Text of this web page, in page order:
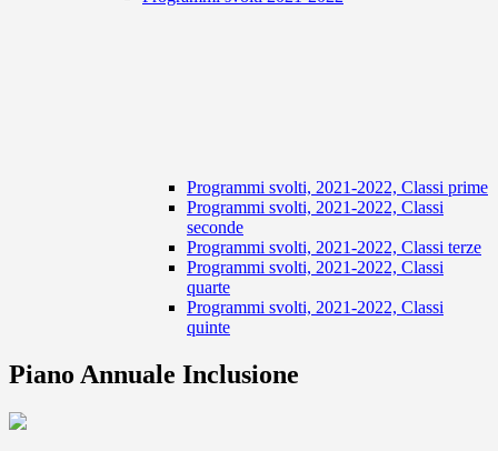
Programmi svolti, 2021-2022, Classi prime
Programmi svolti, 2021-2022, Classi
seconde
Programmi svolti, 2021-2022, Classi terze
Programmi svolti, 2021-2022, Classi
quarte
Programmi svolti, 2021-2022, Classi
quinte
Piano Annuale Inclusione